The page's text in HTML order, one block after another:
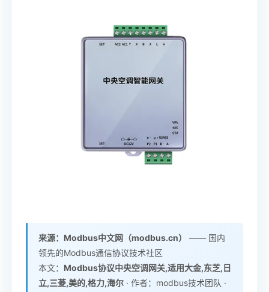
来源：Modbus中文网（modbus.cn）
—— 国内
领先的Modbus通信协议技术社区
本文： Modbus协议中央空调网关,适用大金,东芝,日
立,三菱,美的,格力,海尔 · 作者：modbus技术团队 ·